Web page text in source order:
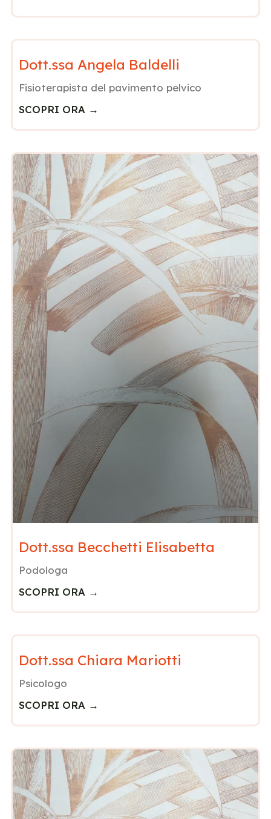
Dott.ssa Angela Baldelli
Fisioterapista del pavimento pelvico
SCOPRI ORA →
Dott.ssa Becchetti Elisabetta
Podologa
SCOPRI ORA →
Dott.ssa Chiara Mariotti
Psicologo
SCOPRI ORA →